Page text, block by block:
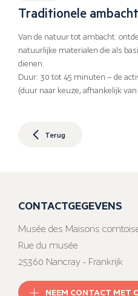
Traditionele
Van de natuur tot ambacht:
natuurlijke materialen die als
dienen.
Duur: 30 tot 45 minuten – de
(duur naar keuze, afhankelijk
Terug
CONTACTGEGEVENS
Musée des Maisons
Rue du musée
25360 Nancray - Frankrijk
NEEM CONTACT MET